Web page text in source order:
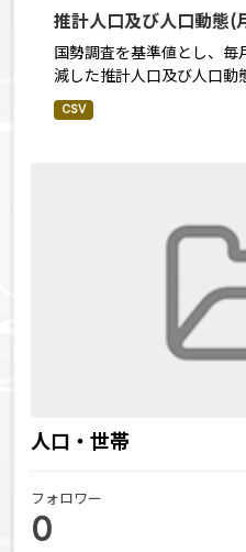
人口・世帯
フォロワー
0
推計人口及び人口動態(
国勢調査を基準値とし、
減した推計人口及び人口動
CSV